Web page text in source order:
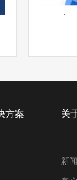
方案 关
新